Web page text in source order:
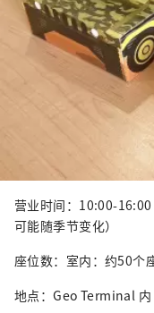
营业时间：10:00-
可能随季节变化）
座位数：室内：约50个
地点：Geo Terminal 内